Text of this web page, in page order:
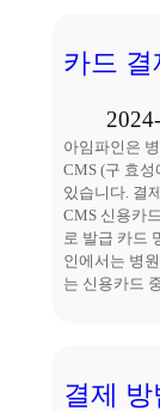
카드
아임파인은
CMS (구 효
있습니다. 결
CMS 신용카
로 발급 카드
인에서는 병
는 신용카드
결제